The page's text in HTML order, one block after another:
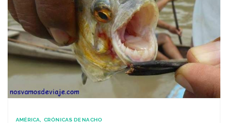
AMÉRICA CRÓNICAS DE NACHO